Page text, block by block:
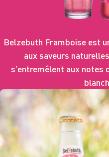
Belzebuth Framboise est
aux saveurs
s’entremêlent aux notes